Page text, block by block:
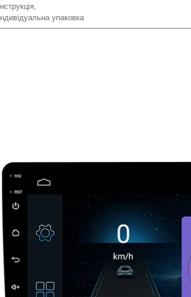
Інструкція,
Індивідуальна упаковка